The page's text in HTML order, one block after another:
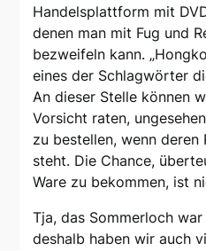
Handelsplattform mit
denen man mit Fug und
bezweifeln kann.
eines der Schlagwörter
An dieser Stelle können
Vorsicht raten,
zu bestellen, wenn deren
steht. Die Chance,
Ware zu bekommen, ist
Tja, das Sommerloch
deshalb haben wir auch